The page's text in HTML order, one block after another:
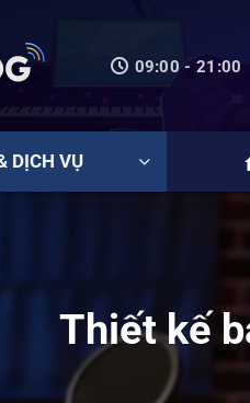
09:00 - 21:00
DỊCH VỤ
Thiết kế